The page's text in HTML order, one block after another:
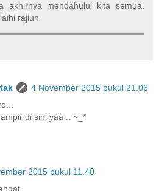
akhirnya mendahului kita semua.
rajiun
4 November 2015 pukul 21.06
di sini yaa .. ~_*
2015 pukul 11.40